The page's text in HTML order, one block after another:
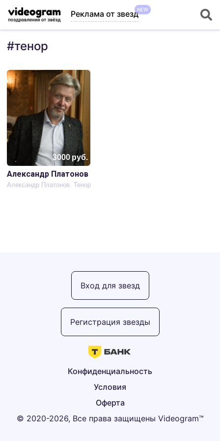
Реклама от звездNEW
#тенор
3000руб.
Александр Платонов
Александр Платонов. Тенор
© 2020-2026, Все права защищены Videogram™
Оферта
Условия
Конфиденциальность
Регистрация звезды
Вход для звезд